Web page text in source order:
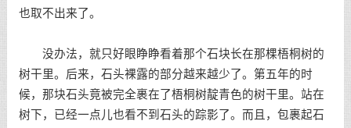
也取不出来了。
没办法，就只好眼睁睁看着那个石块长在那棵梧桐树的
树干里。后来，石头裸露的部分越来越少了。第五年的时
候，那块石头竟被完全裹在了梧桐树靛青色的树干里。站在
树下，已经一点儿也看不到石头的踪影了。而且，包裹起石